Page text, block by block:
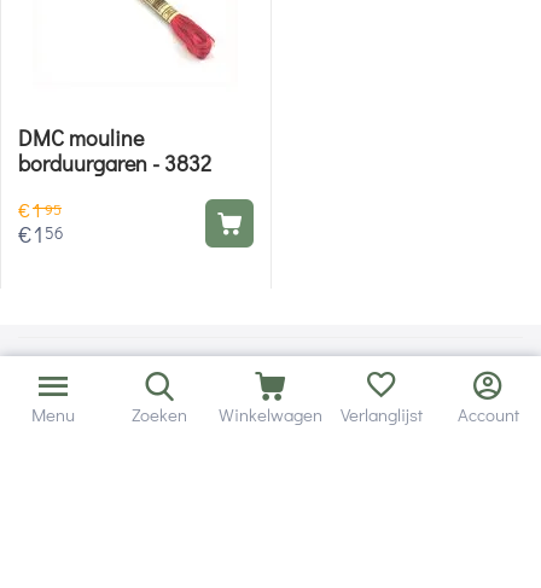
DMC mouline
borduurgaren - 3832
€195
€1 56
Menu Zoeken Winkelwagen Verlanglijst Account